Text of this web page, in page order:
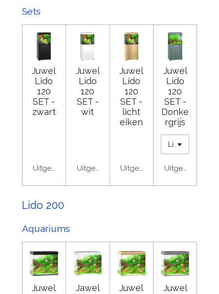
Sets
Juwel
Lido
120
SET -
zwart
Uitgeschakeld
Juwel
Lido
120
SET -
wit
Uitgeschakeld
Juwel
Lido
120
SET -
licht
eiken
Uitgeschakeld
Juwel
Lido
120
SET -
Donke
rgrijs
Uitgeschakeld
Lido 200
Aquariums
Juwel
Jawel
Juwel
Juwel